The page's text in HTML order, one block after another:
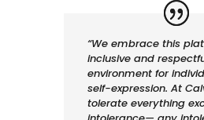
“We embrace this
inclusive and
environment for
self-expression. At
tolerate everything